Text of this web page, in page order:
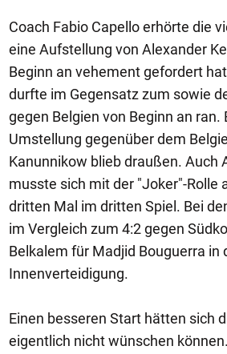
Coach Fabio Capello erhörte die
eine Aufstellung von Alexander
Beginn an vehement gefordert
durfte im Gegensatz zum sowie
gegen Belgien von Beginn an ran.
Umstellung gegenüber dem
Kanunnikow blieb draußen. Auch
musste sich mit der "Joker"-Rolle
dritten Mal im dritten Spiel. Bei
im Vergleich zum 4:2 gegen
Belkalem für Madjid Bouguerra in
Innenverteidigung.
Einen besseren Start hätten sich
eigentlich nicht wünschen